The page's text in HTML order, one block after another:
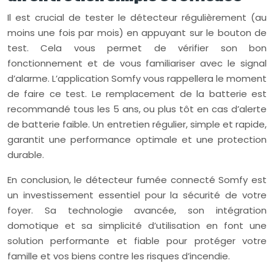
Il est crucial de tester le détecteur régulièrement (au
moins une fois par mois) en appuyant sur le bouton de
test. Cela vous permet de vérifier son bon
fonctionnement et de vous familiariser avec le signal
d’alarme. L’application Somfy vous rappellera le moment
de faire ce test. Le remplacement de la batterie est
recommandé tous les 5 ans, ou plus tôt en cas d’alerte
de batterie faible. Un entretien régulier, simple et rapide,
garantit une performance optimale et une protection
durable.
En conclusion, le détecteur fumée connecté Somfy est
un investissement essentiel pour la sécurité de votre
foyer. Sa technologie avancée, son intégration
domotique et sa simplicité d’utilisation en font une
solution performante et fiable pour protéger votre
famille et vos biens contre les risques d’incendie.